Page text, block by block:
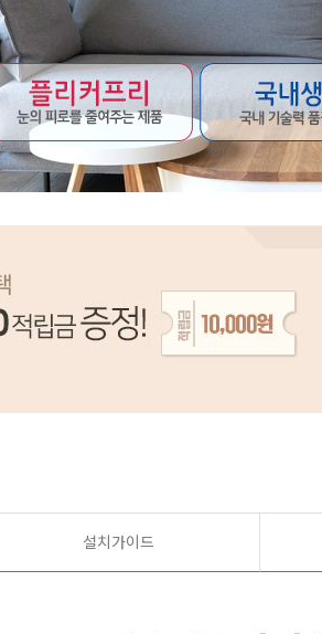
설치가이드